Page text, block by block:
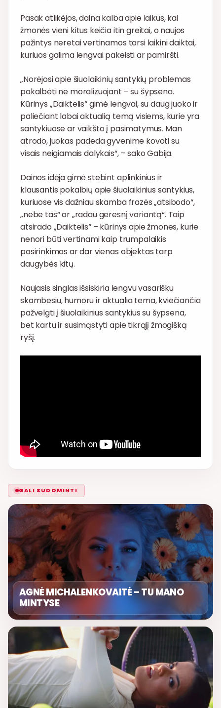
Pasak atlikėjos, daina kalba apie laikus, kai
žmonės vieni kitus keičia itin greitai, o naujos
pažintys neretai vertinamos tarsi laikini daiktai,
kuriuos galima lengvai pakeisti ar pamiršti.
„Norėjosi apie šiuolaikinių santykių problemas
pakalbėti ne moralizuojant – su šypsena.
Kūrinys „Daiktelis“ gimė lengvai, su daug juoko ir
paliečiant labai aktualią temą visiems, kurie yra
santykiuose ar vaikšto į pasimatymus. Man
atrodo, juokas padeda gyvenime kovoti su
visais neigiamais dalykais“, – sako Gabija.
Dainos idėja gimė stebint aplinkinius ir
klausantis pokalbių apie šiuolaikinius santykius,
kuriuose vis dažniau skamba frazės „atsibodo“,
„nebe tas“ ar „radau geresnį variantą“. Taip
atsirado „Daiktelis“ – kūrinys apie žmones, kurie
nenori būti vertinami kaip trumpalaikis
pasirinkimas ar dar vienas objektas tarp
daugybės kitų.
Naujasis singlas išsiskiria lengvu vasarišku
skambesiu, humoru ir aktualia tema, kviečiančia
pažvelgti į šiuolaikinius santykius su šypsena,
bet kartu ir susimąstyti apie tikrąjį žmogišką
ryšį.
GALI SUDOMINTI
AGNĖ MICHALENKOVAITĖ – TU MANO
MINTYSE